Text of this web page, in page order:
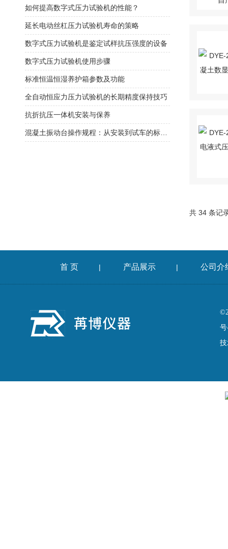
共 34 条记
如何提高数字式压力试验机的性能？
延长电动丝杠压力试验机寿命的策略
数字式压力试验机是鉴定试样抗压强度的设备
数字式压力试验机使用步骤
标准恒温恒湿养护箱参数及功能
全自动恒应力压力试验机的长期精度保持技巧
抗折抗压一体机安装与保养
首 页 | 产品展示 | 公司介
号